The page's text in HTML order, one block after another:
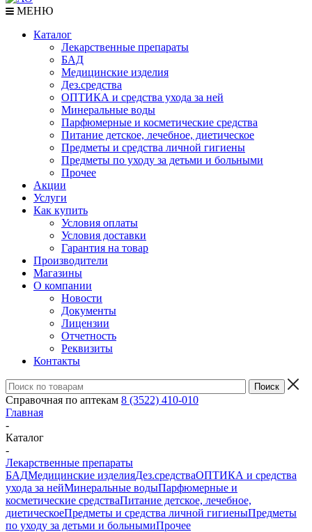
МЕНЮ
Каталог
Лекарственные препараты
БАД
Медицинские изделия
Дез.средства
ОПТИКА и средства ухода за ней
Минеральные воды
Парфюмерные и косметические средства
Питание детское, лечебное, диетическое
Предметы и средства личной гигиены
Предметы по уходу за детьми и больными
Прочее
Акции
Услуги
Как купить
Условия оплаты
Условия доставки
Гарантия на товар
Производители
Магазины
О компании
Новости
Документы
Лицензии
Отчетность
Реквизиты
Контакты
Справочная по аптекам 8 (3522) 410-010
Главная
-
Каталог
-
Лекарственные препараты
БАДМедицинские изделияДез.средстваОПТИКА и средства
ухода за нейМинеральные водыПарфюмерные и
косметические средстваПитание детское, лечебное,
диетическоеПредметы и средства личной гигиеныПредметы
по уходу за детьми и больнымиПрочее